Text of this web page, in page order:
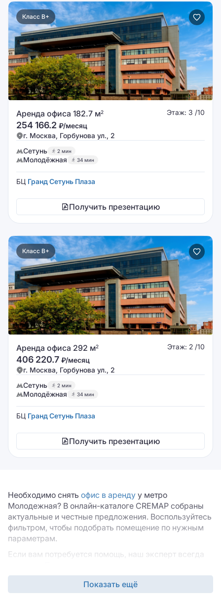
Класс B+
Аренда офиса 182.7 м2 Этаж: 3 /10
254 166.2 ₽/месяц
г. Москва, Горбунова ул., 2
Сетунь
2 мин
Молодёжная 34 мин
БЦ Гранд Сетунь Плаза
Получить презентацию
Класс B+
Аренда офиса 292 м2 Этаж: 2 /10
406 220.7 ₽/месяц
г. Москва, Горбунова ул., 2
Сетунь
2 мин
Молодёжная 34 мин
БЦ Гранд Сетунь Плаза
Получить презентацию
Необходимо снять офис в аренду у метро
Молодежная? В онлайн-каталоге CREMAP собраны
актуальные и честные предложения. Воспользуйтесь
фильтром, чтобы подобрать помещение по нужным
параметрам.
Если вам потребуется помощь, наш эксперт всегда
краткую форму на сайте, чтобы специалист
перезвонил вам. В форме достаточно указать ваше
Показать ещё